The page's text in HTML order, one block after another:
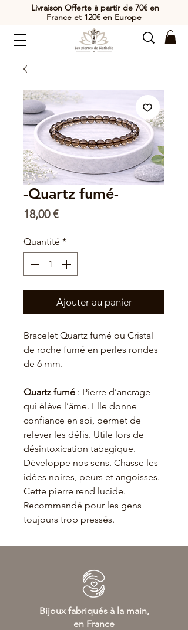
Livraison Offerte à partir de 70€ en
France et 120€ en Europe
-Quartz fumé-
18,00 €Prix
Quantité *
Ajouter au panier
Bracelet Quartz fumé ou Cristal
de roche fumé en perles rondes
de 6 mm.
Quartz fumé : Pierre d’ancrage
qui élève l’âme. Elle donne
confiance en soi, permet de
relever les défis. Utile lors de
désintoxication tabagique.
Développe nos sens. Chasse les
idées noires, peurs et angoisses.
Cette pierre rend lucide.
Recommandé pour les gens
toujours trop pressés.
Bijoux fabriqués à la main,
en France